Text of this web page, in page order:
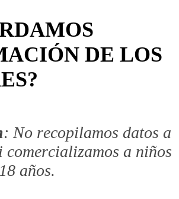
DE LOS
: No recopilamos datos a
comercializamos a niños
años.